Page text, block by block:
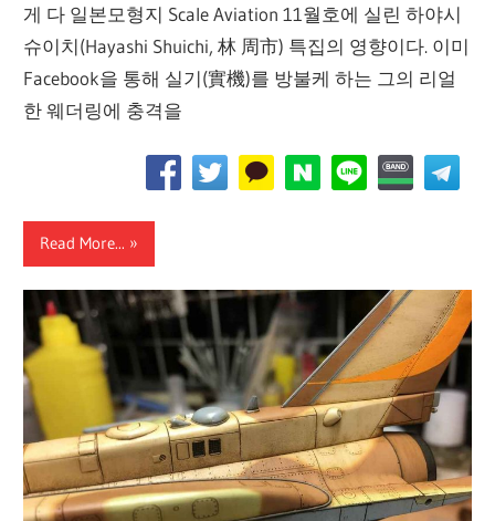
게 다 일본모형지 Scale Aviation 11월호에 실린 하야시
슈이치(Hayashi Shuichi, 林 周市) 특집의 영향이다. 이미
Facebook을 통해 실기(實機)를 방불케 하는 그의 리얼
한 웨더링에 충격을
Read More...